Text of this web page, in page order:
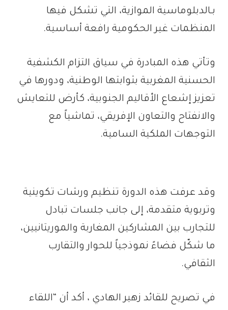
بـالدبلوماسية الموازية، التي تشكل فيها
المنظمات غير الحكومية رافعة أساسية.
وتأتي هذه المبادرة في سياق التزام الكشفية
الحسنية المغربية بثوابتها الوطنية، ودورها في
تعزيز إشعاع الأقاليم الجنوبية، كأرض للتعايش
والانفتاح والتعاون الإفريقي، تماشياً مع
التوجهات الملكية السامية.
وقد عرفت هذه الدورة تنظيم ورشات تكوينية
وتربوية متقدمة، إلى جانب جلسات تبادل
للتجارب بين المشاركين المغاربة والموريتانيين،
ما شكّل فضاءً نموذجياً للحوار والتقارب
الثقافي.
في تصريح للقائد زهير الهادي ، أكد أن “اللقاء